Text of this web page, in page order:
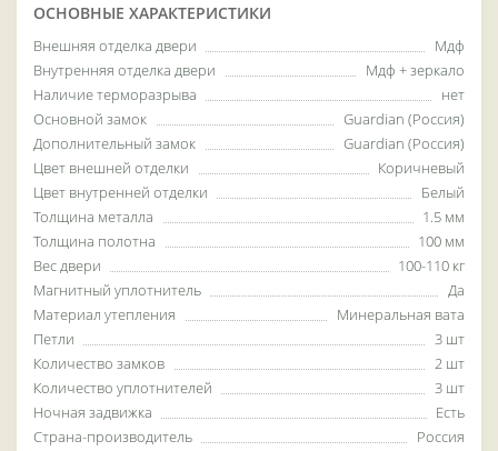
ОСНОВНЫЕ ХАРАКТЕРИСТИКИ
Внешняя отделка двери
Мдф
Внутренняя отделка двери
Мдф + зеркало
Наличие терморазрыва
нет
Основной замок
Guardian (Россия)
Дополнительный замок
Guardian (Россия)
Цвет внешней отделки
Коричневый
Цвет внутренней отделки
Белый
Толщина металла
1.5 мм
Толщина полотна
100 мм
Вес двери
100-110 кг
Магнитный уплотнитель
Да
Материал утепления
Минеральная вата
Петли
3 шт
Количество замков
2 шт
Количество уплотнителей
3 шт
Ночная задвижка
Есть
Страна-производитель
Россия